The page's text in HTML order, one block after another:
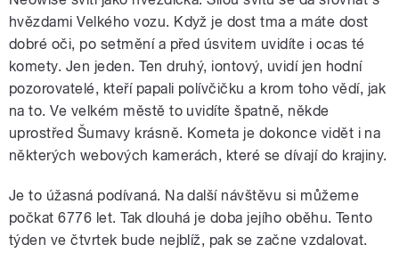
hvězdami Velkého vozu. Když je dost tma a máte dost
dobré oči, po setmění a před úsvitem uvidíte i ocas té
komety. Jen jeden. Ten druhý, iontový, uvidí jen hodní
pozorovatelé, kteří papali polívčičku a krom toho vědí, jak
na to. Ve velkém městě to uvidíte špatně, někde
uprostřed Šumavy krásně. Kometa je dokonce vidět i na
některých webových kamerách, které se dívají do krajiny.
Je to úžasná podívaná. Na další návštěvu si můžeme
počkat 6776 let. Tak dlouhá je doba jejího oběhu. Tento
týden ve čtvrtek bude nejblíž, pak se začne vzdalovat.